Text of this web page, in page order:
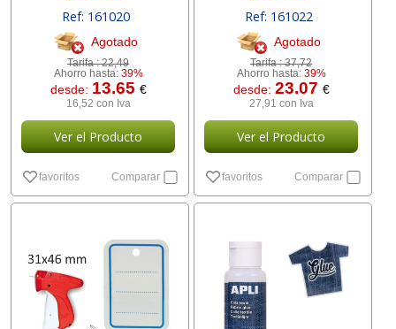
Ref: 161020
Agotado
Tarifa :22,49
Ahorro hasta: 39%
desde: 13.65 €
16,52 con Iva
Ver el Producto
favoritos Comparar
Ref: 161022
Agotado
Tarifa :37,72
Ahorro hasta: 39%
desde: 23.07 €
27,91 con Iva
Ver el Producto
favoritos Comparar